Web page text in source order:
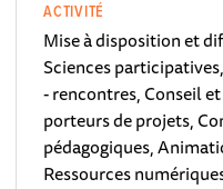
ACTIVITÉ
Mise à disposition et
Sciences
- rencontres, Conseil
porteurs de projets,
pédagogiques,
Ressources